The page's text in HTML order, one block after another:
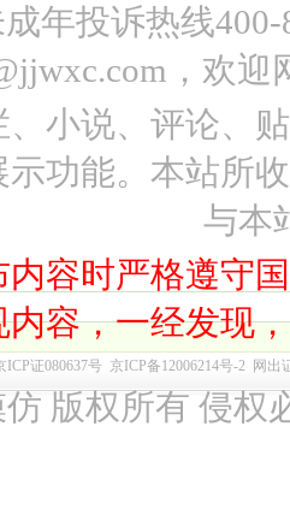
年投诉热线
，欢
小说、评论、
示功能。本站所
与本
容时严格遵守
内容，一经发现
ICP证080637号 京ICP备12006214号-2 网出
版权所有 侵权